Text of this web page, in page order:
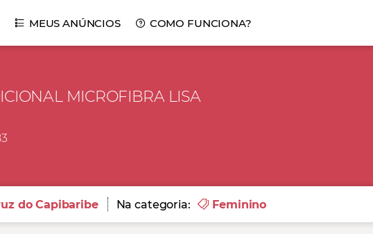
MEUS ANÚNCIOS COMO FUNCIONA?
MICROFIBRA LISA
do Capibaribe Na categoria: Feminino